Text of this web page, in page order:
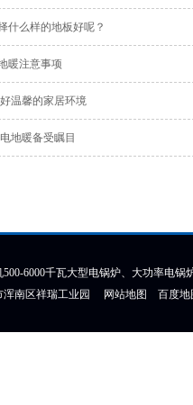
什么样的地板好呢？
暖注意事项
温馨的家居环境
地暖备受瞩目
6000千瓦大型电锅炉、大功率电
浑南区祥瑞工业园 网站地图 百度地